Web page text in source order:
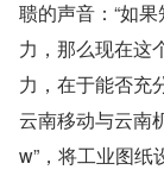
聩的声音：“如
力，那么现在这
力，在于能否充
云南移动与云南
w”，将工业图纸